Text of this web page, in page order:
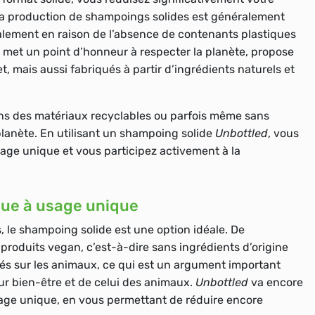
production de shampoings solides est généralement
en raison de l’absence de contenants plastiques
un point d’honneur à respecter la planète, propose
mais aussi fabriqués à partir d’ingrédients naturels et
des matériaux recyclables ou parfois même sans
En utilisant un shampoing solide Unbottled, vous
unique et vous participez activement à la
à usage unique
shampoing solide est une option idéale. De
vegan, c’est-à-dire sans ingrédients d’origine
sur les animaux, ce qui est un argument important
bien-être et de celui des animaux. Unbottled va encore
unique, en vous permettant de réduire encore